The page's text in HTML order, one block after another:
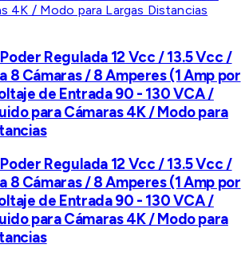
Regulada 12 Vcc / 13.5 Vcc /
8 Cámaras / 8 Amperes (1 Amp por
de Entrada 90 - 130 VCA /
para Cámaras 4K / Modo para
Regulada 12 Vcc / 13.5 Vcc /
8 Cámaras / 8 Amperes (1 Amp por
de Entrada 90 - 130 VCA /
para Cámaras 4K / Modo para